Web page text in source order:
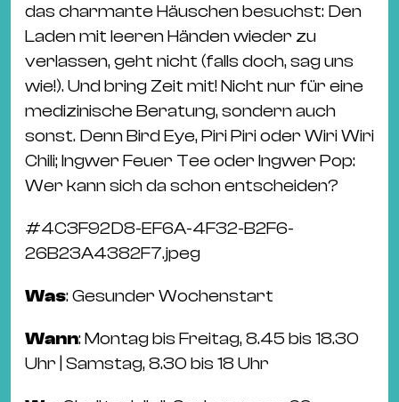
das charmante Häuschen besuchst: Den
Laden mit leeren Händen wieder zu
verlassen, geht nicht (falls doch, sag uns
wie!). Und bring Zeit mit! Nicht nur für eine
medizinische Beratung, sondern auch
sonst. Denn Bird Eye, Piri Piri oder Wiri Wiri
Chili; Ingwer Feuer Tee oder Ingwer Pop:
Wer kann sich da schon entscheiden?
#4C3F92D8-EF6A-4F32-B2F6-
26B23A4382F7.jpeg
Was: Gesunder Wochenstart
Wann: Montag bis Freitag, 8.45 bis 18.30
Uhr | Samstag, 8.30 bis 18 Uhr